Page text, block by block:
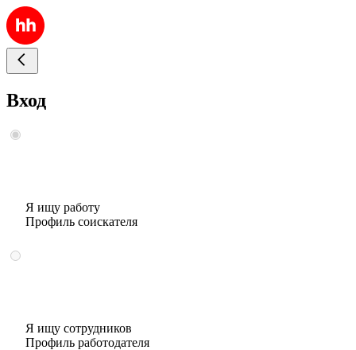
Вход
Я ищу работу
Профиль соискателя
Я ищу сотрудников
Профиль работодателя